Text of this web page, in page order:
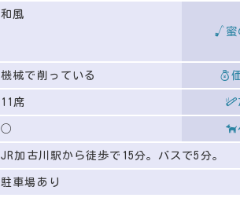
和風
蜜
機械で削っている
11席
◯
JR加古川駅から徒歩で15分。バスで5分。
駐車場あり